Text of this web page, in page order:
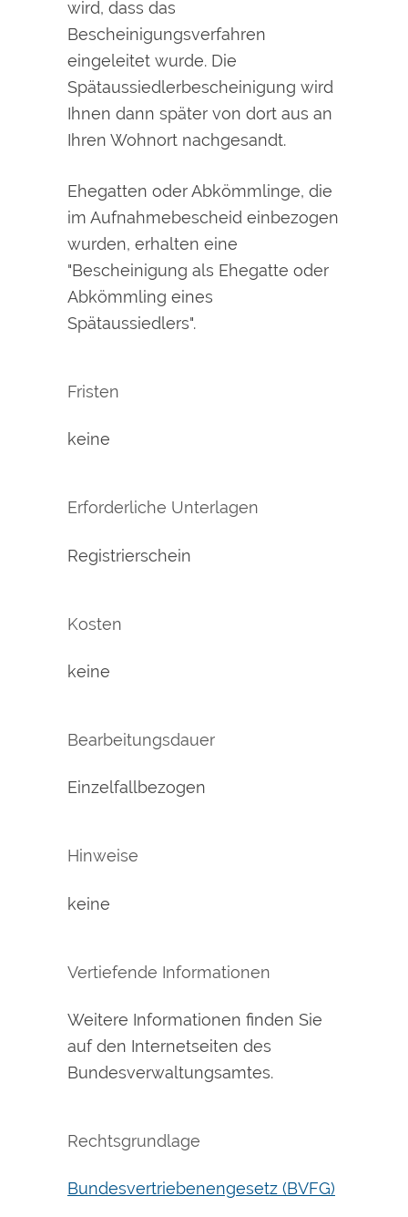
wird, dass das
Bescheinigungsverfahren
eingeleitet wurde. Die
Spätaussiedlerbescheinigung wird
Ihnen dann später von dort aus an
Ihren Wohnort nachgesandt.
Ehegatten oder Abkömmlinge, die
im Aufnahmebescheid einbezogen
wurden, erhalten eine
"Bescheinigung als Ehegatte oder
Abkömmling eines
Spätaussiedlers".
Fristen
keine
Erforderliche Unterlagen
Registrierschein
Kosten
keine
Bearbeitungsdauer
Einzelfallbezogen
Hinweise
keine
Vertiefende Informationen
Weitere Informationen finden Sie
auf den Internetseiten des
Bundesverwaltungsamtes.
Rechtsgrundlage
Bundesvertriebenengesetz (BVFG)